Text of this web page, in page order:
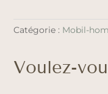
Catégorie : Mobil-
Voulez-